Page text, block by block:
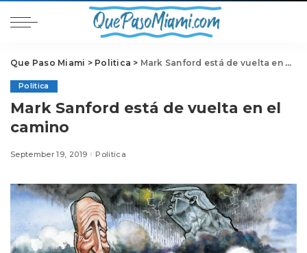
Que Paso Miami > Politica > Mark Sanford está de vuelta en el camino
Politica
Mark Sanford está de vuelta en el
camino
September 19, 2019 Politica